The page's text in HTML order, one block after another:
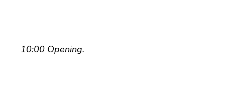
10:00 Opening.